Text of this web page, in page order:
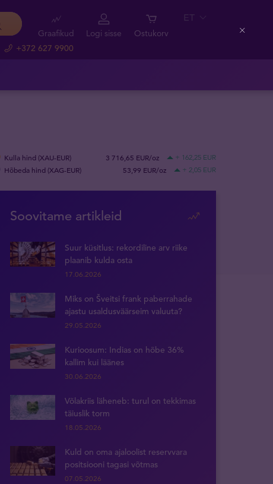
+372 627 9900
Graafikud Logi sisse Ostukorv
ET
Kulla hind (XAU-EUR) 3 716,65 EUR/oz + 162,25 EUR
Hõbeda hind (XAG-EUR) 53,99 EUR/oz + 2,05 EUR
Soovitame artikleid
Suur küsitlus: rekordiline arv riike
plaanib kulda osta
17.06.2026
Miks on Šveitsi frank paberrahade
ajastu usaldusväärseim valuuta?
29.05.2026
Kurioosum: Indias on hõbe 36%
kallim kui läänes
30.06.2026
Võlakriis läheneb: turul on tekkimas
täiuslik torm
18.05.2026
Kuld on oma ajaloolist reservvara
positsiooni tagasi võtmas
07.05.2026
Close